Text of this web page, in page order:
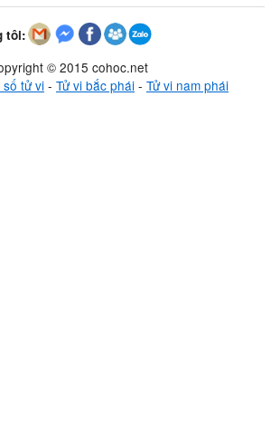
tôi:
© 2015 cohoc.net
số tử vi- Tử vi bắc phái- Tử vi nam phái